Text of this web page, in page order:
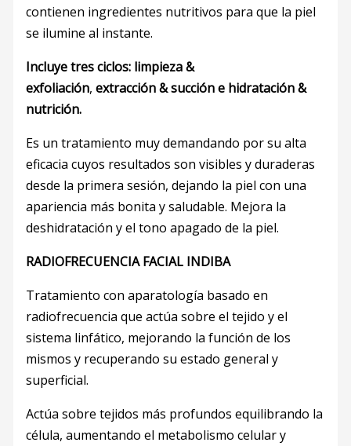
contienen ingredientes nutritivos para que la piel
se ilumine al instante.
Incluye tres ciclos: limpieza &
exfoliación, extracción & succión e hidratación &
nutrición.
Es un tratamiento muy demandando por su alta
eficacia cuyos resultados son visibles y duraderas
desde la primera sesión, dejando la piel con una
apariencia más bonita y saludable. Mejora la
deshidratación y el tono apagado de la piel.
RADIOFRECUENCIA FACIAL INDIBA
Tratamiento con aparatología basado en
radiofrecuencia que actúa sobre el tejido y el
sistema linfático, mejorando la función de los
mismos y recuperando su estado general y
superficial.
Actúa sobre tejidos más profundos equilibrando la
célula, aumentando el metabolismo celular y